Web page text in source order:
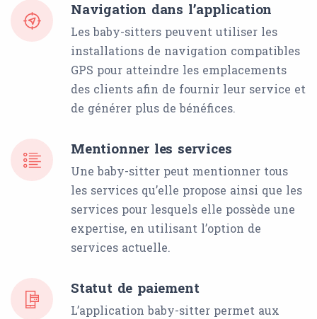
Navigation dans l’application
Les baby-sitters peuvent utiliser les
installations de navigation compatibles
GPS pour atteindre les emplacements
des clients afin de fournir leur service et
de générer plus de bénéfices.
Mentionner les services
Une baby-sitter peut mentionner tous
les services qu’elle propose ainsi que les
services pour lesquels elle possède une
expertise, en utilisant l’option de
services actuelle.
Statut de paiement
L’application baby-sitter permet aux